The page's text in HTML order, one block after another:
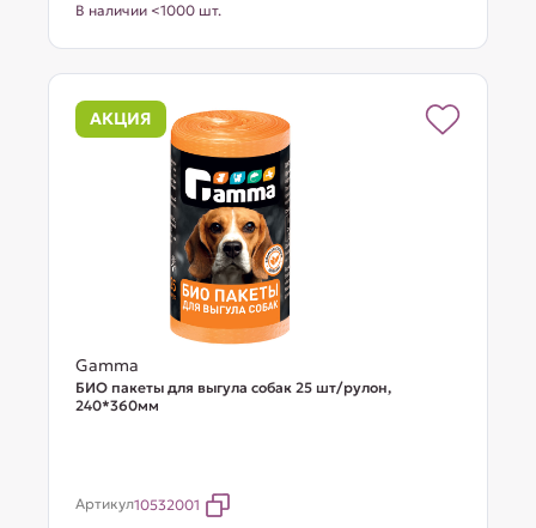
В наличии <1000 шт.
АКЦИЯ
Gamma
БИО пакеты для выгула собак 25 шт/рулон,
240*360мм
Артикул10532001